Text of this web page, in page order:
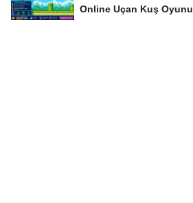
Online Uçan Kuş Oyunu